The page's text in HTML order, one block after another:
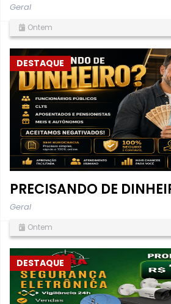
Geral
Ontem
DESTAQUE
PRECISANDO DE
Geral
Ontem
DESTAQUE